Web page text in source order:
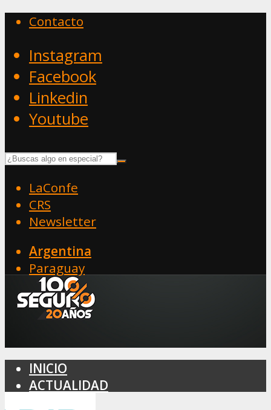
Contacto
Instagram
Facebook
Linkedin
Youtube
LaConfe
CRS
Newsletter
Argentina
Paraguay
INICIO
ACTUALIDAD